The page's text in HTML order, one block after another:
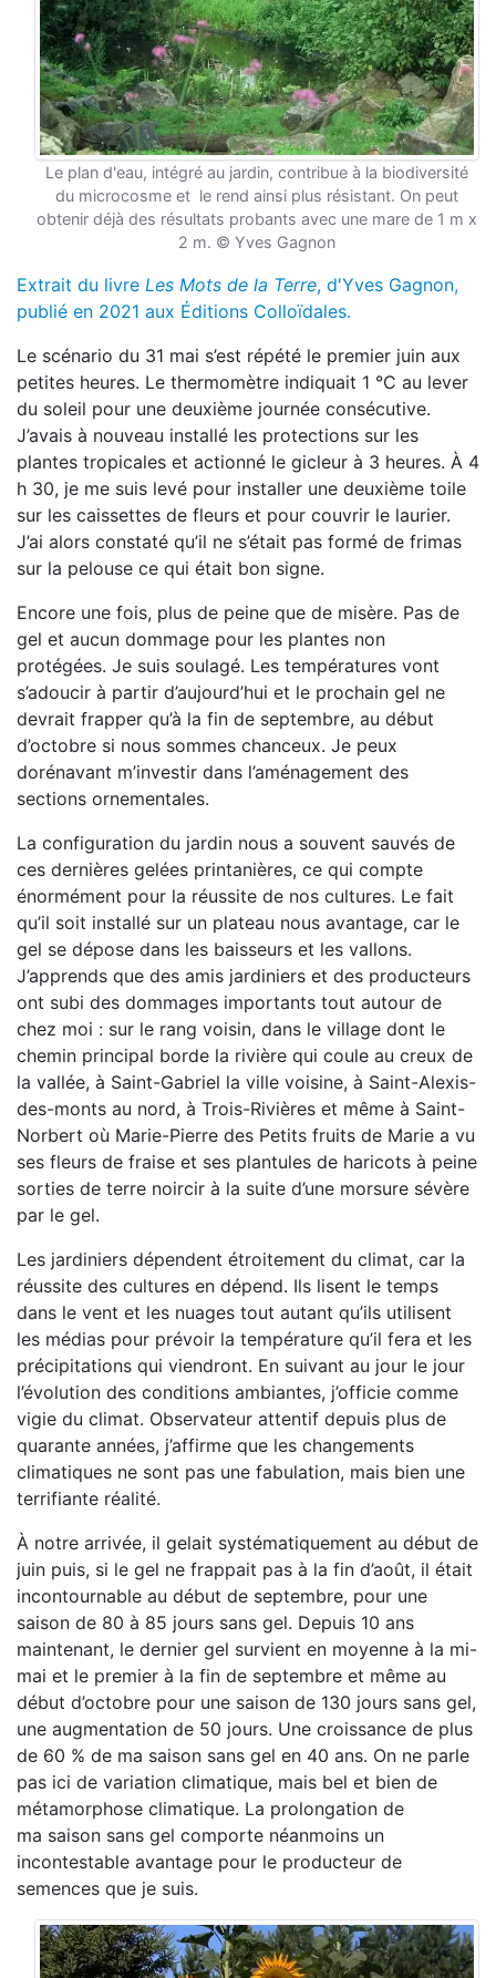
Le plan d'eau, intégré au jardin, contribue à la biodiversité
du microcosme et le rend ainsi plus résistant. On peut
obtenir déjà des résultats probants avec une mare de 1 m x
2 m. © Yves Gagnon
Extrait du livre Les Mots de la Terre, d'Yves Gagnon,
publié en 2021 aux Éditions Colloïdales.
Le scénario du 31 mai s’est répété le premier juin aux
petites heures. Le thermomètre indiquait 1 °C au lever
du soleil pour une deuxième journée consécutive.
J’avais à nouveau installé les protections sur les
plantes tropicales et actionné le gicleur à 3 heures. À 4
h 30, je me suis levé pour installer une deuxième toile
sur les caissettes de fleurs et pour couvrir le laurier.
J’ai alors constaté qu’il ne s’était pas formé de frimas
sur la pelouse ce qui était bon signe.
Encore une fois, plus de peine que de misère. Pas de
gel et aucun dommage pour les plantes non
protégées. Je suis soulagé. Les températures vont
s’adoucir à partir d’aujourd’hui et le prochain gel ne
devrait frapper qu’à la fin de septembre, au début
d’octobre si nous sommes chanceux. Je peux
dorénavant m’investir dans l’aménagement des
sections ornementales.
La configuration du jardin nous a souvent sauvés de
ces dernières gelées printanières, ce qui compte
énormément pour la réussite de nos cultures. Le fait
qu’il soit installé sur un plateau nous avantage, car le
gel se dépose dans les baisseurs et les vallons.
J’apprends que des amis jardiniers et des producteurs
ont subi des dommages importants tout autour de
chez moi : sur le rang voisin, dans le village dont le
chemin principal borde la rivière qui coule au creux de
la vallée, à Saint-Gabriel la ville voisine, à Saint-Alexis-
des-monts au nord, à Trois-Rivières et même à Saint-
Norbert où Marie-Pierre des Petits fruits de Marie a vu
ses fleurs de fraise et ses plantules de haricots à peine
sorties de terre noircir à la suite d’une morsure sévère
par le gel.
Les jardiniers dépendent étroitement du climat, car la
réussite des cultures en dépend. Ils lisent le temps
dans le vent et les nuages tout autant qu’ils utilisent
les médias pour prévoir la température qu’il fera et les
précipitations qui viendront. En suivant au jour le jour
l’évolution des conditions ambiantes, j’officie comme
vigie du climat. Observateur attentif depuis plus de
quarante années, j’affirme que les changements
climatiques ne sont pas une fabulation, mais bien une
terrifiante réalité.
À notre arrivée, il gelait systématiquement au début de
juin puis, si le gel ne frappait pas à la fin d’août, il était
incontournable au début de septembre, pour une
saison de 80 à 85 jours sans gel. Depuis 10 ans
maintenant, le dernier gel survient en moyenne à la mi-
mai et le premier à la fin de septembre et même au
début d’octobre pour une saison de 130 jours sans gel,
une augmentation de 50 jours. Une croissance de plus
de 60 % de ma saison sans gel en 40 ans. On ne parle
pas ici de variation climatique, mais bel et bien de
métamorphose climatique. La prolongation de
ma saison sans gel comporte néanmoins un
incontestable avantage pour le producteur de
semences que je suis.